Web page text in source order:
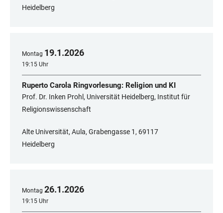
Heidelberg
Montag 19.1.2026
19:15 Uhr
Ruperto Carola Ringvorlesung: Religion und KI
Prof. Dr. Inken Prohl, Universität Heidelberg, Institut für
Religionswissenschaft
Alte Universität, Aula, Grabengasse 1, 69117
Heidelberg
Montag 26.1.2026
19:15 Uhr